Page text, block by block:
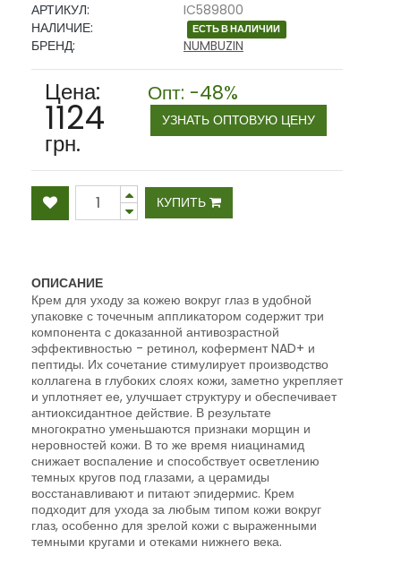
АРТИКУЛ:
IC589800
НАЛИЧИЕ:
ЕСТЬ В НАЛИЧИИ
БРЕНД: NUMBUZIN
Цена:
1124
грн.
Опт: -48%
УЗНАТЬ ОПТОВУЮ ЦЕНУ
КУПИТЬ
ОПИСАНИЕ
Крем для уходу за кожею вокруг глаз в удобной
упаковке с точечным аппликатором содержит три
компонента с доказанной антивозрастной
эффективностью - ретинол, кофермент NAD+ и
пептиды. Их сочетание стимулирует производство
коллагена в глубоких слоях кожи, заметно укрепляет
и уплотняет ее, улучшает структуру и обеспечивает
антиоксидантное действие. В результате
многократно уменьшаются признаки морщин и
неровностей кожи. В то же время ниацинамид
снижает воспаление и способствует осветлению
темных кругов под глазами, а церамиды
восстанавливают и питают эпидермис. Крем
подходит для ухода за любым типом кожи вокруг
глаз, особенно для зрелой кожи с выраженными
темными кругами и отеками нижнего века.